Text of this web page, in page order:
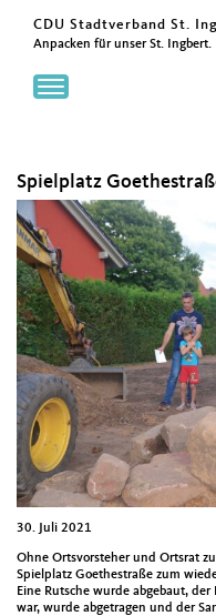
CDU Stadtverband St.
Anpacken für unser St. Ingbert.
Toggle
navigation
Spielplatz
30. Juli 2021
Ohne Ortsvorsteher und Ortsrat
Spielplatz Goethestraße zum
Eine Rutsche wurde abgebaut,
war, wurde abgetragen und der